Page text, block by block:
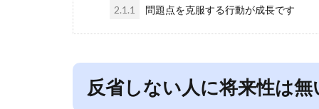
2.1.1 問題点を克服する行動が成長です
反省しない人に将来性は無